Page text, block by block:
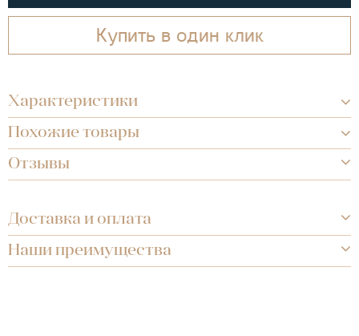
Купить в один клик
Характеристики
Похожие товары
Отзывы
Доставка и оплата
Наши преимущества